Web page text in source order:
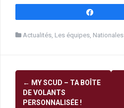
Actualités Les équipes Nationales
Navigation
d'article
← MY SCUD – TA BOÎTE
DE VOLANTS
PERSONNALISÉE !